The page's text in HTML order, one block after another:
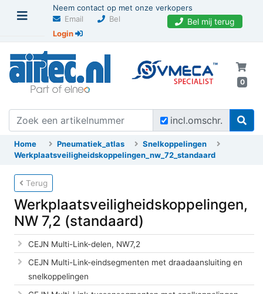
Neem contact op met onze verkopers
Email
Bel Bel mij terug
Login
0
incl.omschr.
Home Pneumatiek_atlas
Snelkoppelingen
Werkplaatsveiligheidskoppelingen_nw_72_standaard
Terug
Werkplaatsveiligheidskoppelingen,
NW 7,2 (standaard)
CEJN Multi-Link-delen, NW7,2
CEJN Multi-Link-eindsegmenten met draadaansluiting en
snelkoppelingen